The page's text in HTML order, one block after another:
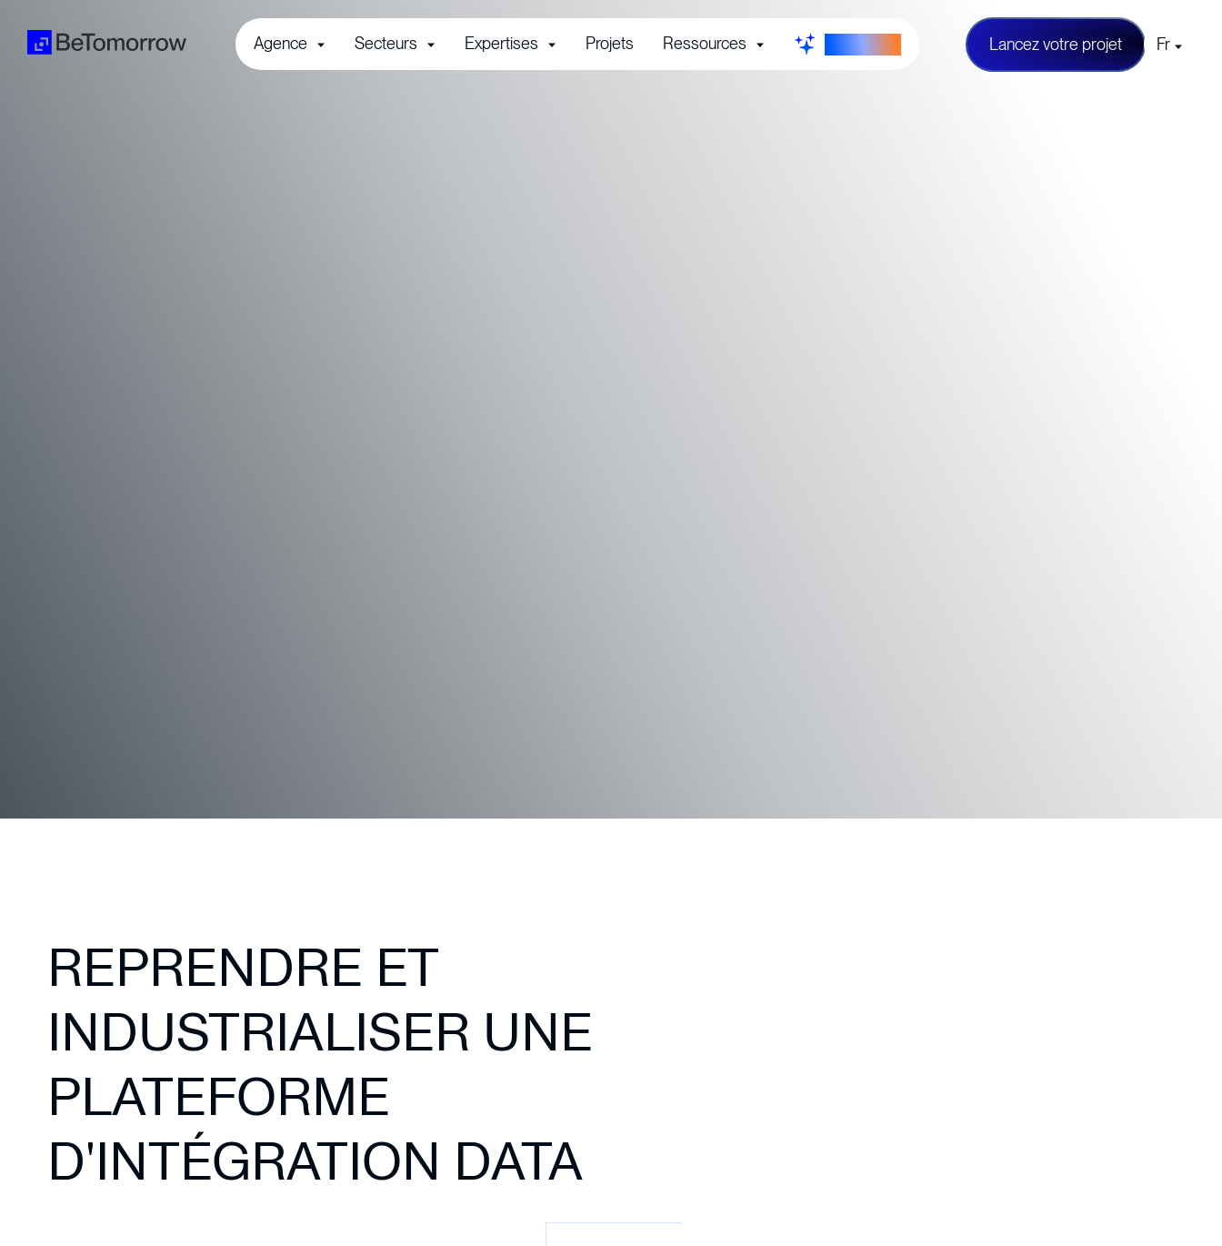
Agence Secteurs Expertises Projets Ressources L ancezvotre projet Fr
REPRENDRE ET
INDUSTRIALISER UNE
PLATEFORME
D'INTÉGRATION DATA